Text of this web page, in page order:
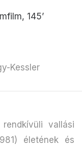
145’
Kessler
vallási
életének és